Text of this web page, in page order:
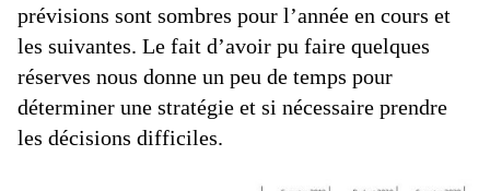
prévisions sont sombres pour l’année en cours et
les suivantes. Le fait d’avoir pu faire quelques
réserves nous donne un peu de temps pour
déterminer une stratégie et si nécessaire prendre
les décisions difficiles.